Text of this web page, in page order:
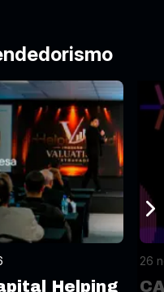
Helping
26